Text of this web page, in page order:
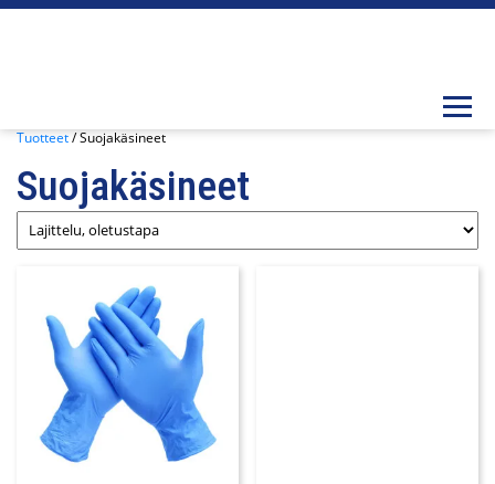
Tuotteet/ Suojakäsineet
Suojakäsineet